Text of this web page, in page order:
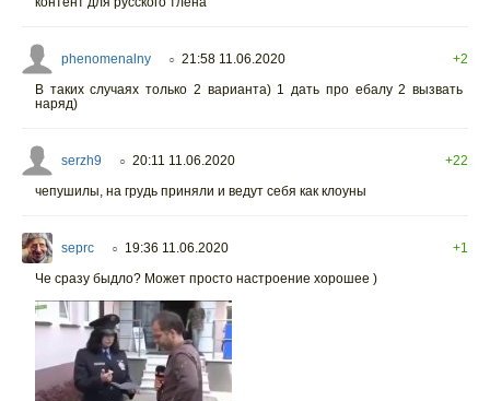
phenomenalny ○ 21:58 11.06.2020
+2
В таких случаях только 2 варианта) 1 дать про ебалу 2 вызвать
наряд)
serzh9 ○ 20:11 11.06.2020
+22
чепушилы, на грудь приняли и ведут себя как клоуны
seprc ○ 19:36 11.06.2020
+1
Че сразу быдло? Может просто настроение хорошее )